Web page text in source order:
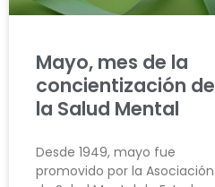
Mayo, mes de la
concientización de
la Salud Mental
Desde 1949, mayo fue
promovido por la Asociación